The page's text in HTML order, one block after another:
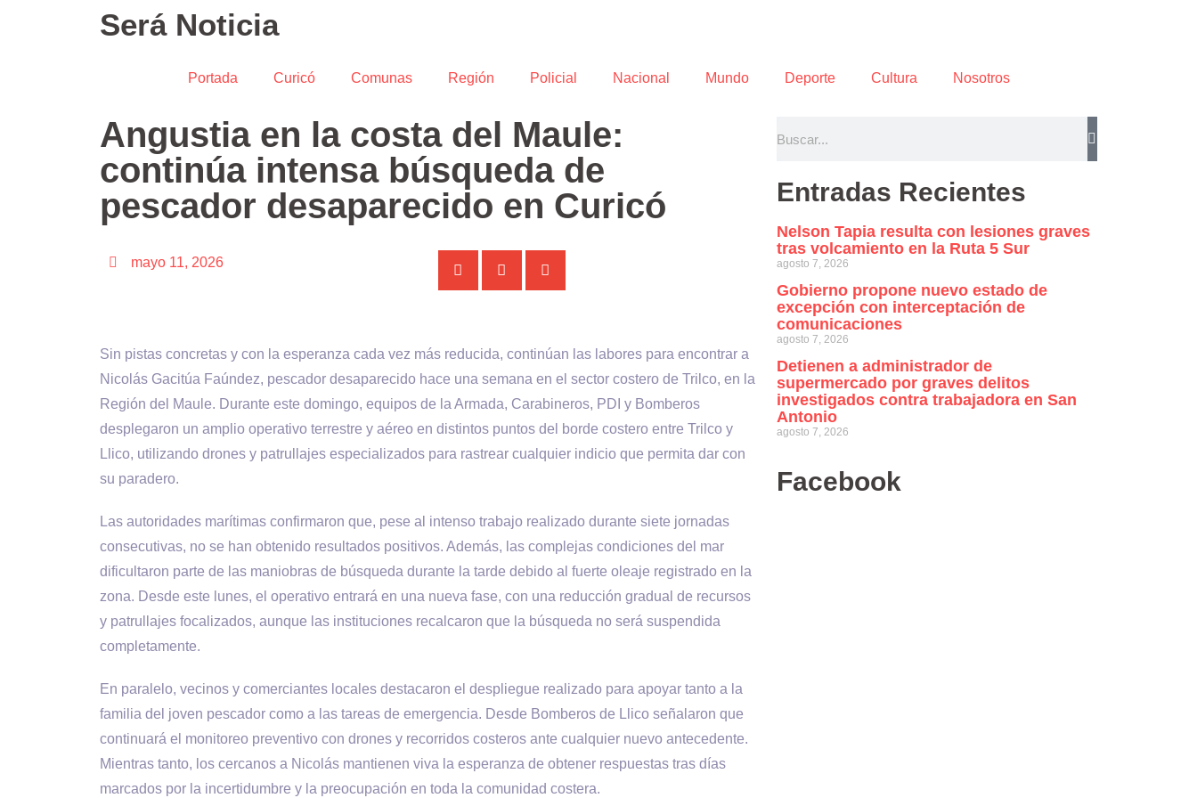
Será Noticia
Portada Curicó Comunas Región Policial Nacional Mundo Deporte Cultura Nosotros
Angustia en la costa del Maule:
continúa intensa búsqueda de
pescador desaparecido en Curicó
mayo 11, 2026
Sin pistas concretas y con la esperanza cada vez más reducida, continúan las labores para encontrar a
Nicolás Gacitúa Faúndez, pescador desaparecido hace una semana en el sector costero de Trilco, en la
Región del Maule. Durante este domingo, equipos de la Armada, Carabineros, PDI y Bomberos
desplegaron un amplio operativo terrestre y aéreo en distintos puntos del borde costero entre Trilco y
Llico, utilizando drones y patrullajes especializados para rastrear cualquier indicio que permita dar con
su paradero.
Las autoridades marítimas confirmaron que, pese al intenso trabajo realizado durante siete jornadas
consecutivas, no se han obtenido resultados positivos. Además, las complejas condiciones del mar
dificultaron parte de las maniobras de búsqueda durante la tarde debido al fuerte oleaje registrado en la
zona. Desde este lunes, el operativo entrará en una nueva fase, con una reducción gradual de recursos
y patrullajes focalizados, aunque las instituciones recalcaron que la búsqueda no será suspendida
completamente.
En paralelo, vecinos y comerciantes locales destacaron el despliegue realizado para apoyar tanto a la
familia del joven pescador como a las tareas de emergencia. Desde Bomberos de Llico señalaron que
continuará el monitoreo preventivo con drones y recorridos costeros ante cualquier nuevo antecedente.
Mientras tanto, los cercanos a Nicolás mantienen viva la esperanza de obtener respuestas tras días
marcados por la incertidumbre y la preocupación en toda la comunidad costera.
Entradas Recientes
Nelson Tapia resulta con lesiones graves
tras volcamiento en la Ruta 5 Sur
agosto 7, 2026
Gobierno propone nuevo estado de
excepción con interceptación de
comunicaciones
agosto 7, 2026
Detienen a administrador de
supermercado por graves delitos
investigados contra trabajadora en San
Antonio
agosto 7, 2026
Facebook